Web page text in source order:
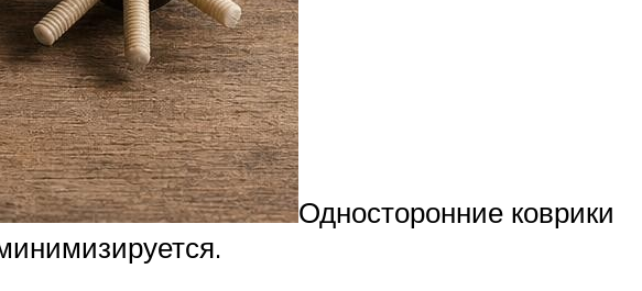
Односторонние коврики